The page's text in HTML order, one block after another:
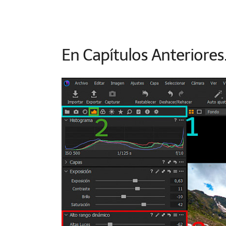
En Capítulos